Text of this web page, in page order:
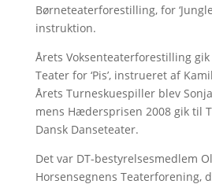
Børneteaterforestilling, for
instruktion.
Årets Voksenteaterforestilling
Teater for ‘Pis’, instrueret af
Årets Turneskuespiller blev
mens Hædersprisen 2008 gik til
Dansk Danseteater.
Det var DT-bestyrelsesmedlem
Horsensegnens Teaterforening,